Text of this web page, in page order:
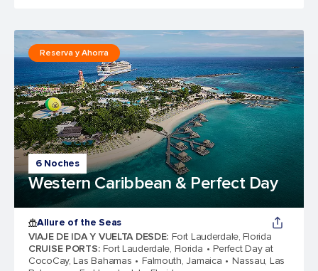
6 Noches
Western Caribbean & Perfect Day
Reserva y Ahorra
Allure of the Seas
VIAJE DE IDA Y VUELTA DESDE: Fort Lauderdale, Florida
CRUISE PORTS: Fort Lauderdale, Florida
Perfect Day at
CocoCay, Las Bahamas
Falmouth, Jamaica
Nassau, Las